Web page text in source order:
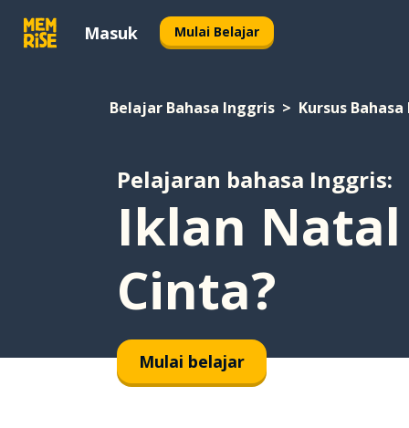
Masuk Mulai Belajar
Belajar Bahasa Inggris Kursus
Pelajaran bahasa Inggris:
Iklan
Cinta?
Mulai belajar